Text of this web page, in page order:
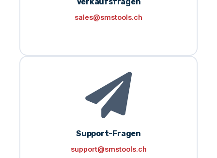
Verkaufsfragen
sales@smstools.ch
Support-Fragen
support@smstools.ch